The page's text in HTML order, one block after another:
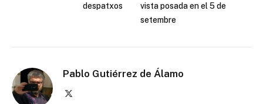
despatxos
vista posada en el 5 de
setembre
Pablo Gutiérrez de Álamo